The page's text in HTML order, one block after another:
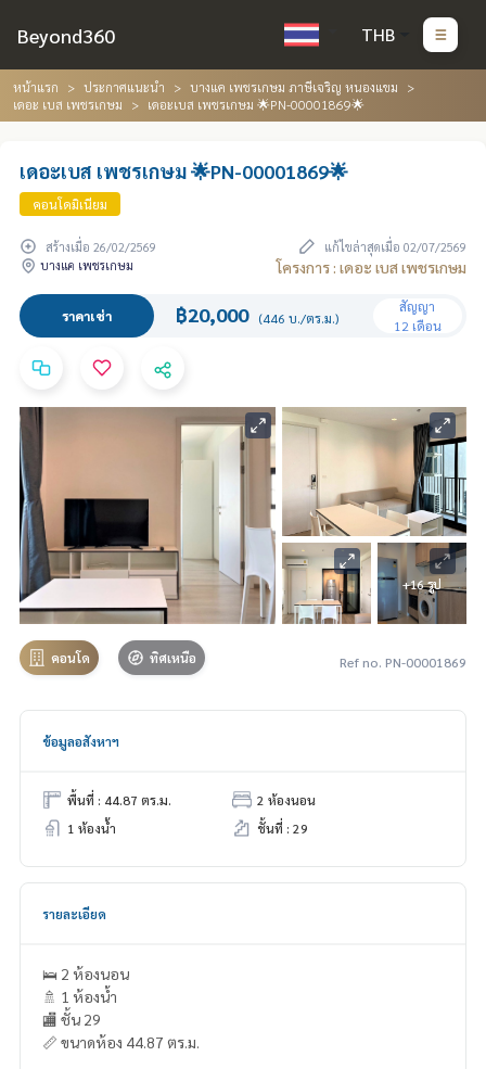
Beyond360 THB
หน้าแรก ประกาศแนะนำ
บางแค เพชรเกษม ภาษีเจริญ หนองแขม
เดอะ เบส เพชรเกษม
เดอะเบส เพชรเกษม 🌟PN-00001869🌟
เดอะเบส เพชรเกษม 🌟PN-00001869🌟
คอนโดมิเนียม
สร้างเมื่อ 26/02/2569
แก้ไขล่าสุดเมื่อ 02/07/2569
บางแค เพชรเกษม
โครงการ : เดอะ เบส เพชรเกษม
ราคาเช่า ฿20,000 (446 บ./ตร.ม.)
สัญญา
12 เดือน
+16 รูป
คอนโด ทิศเหนือ Ref no. PN-00001869
ข้อมูลอสังหาฯ
พื้นที่ : 44.87 ตร.ม.
2 ห้องนอน
1 ห้องน้ำ
ชั้นที่ : 29
รายละเอียด
🛌 2 ห้องนอน
🚿 1 ห้องน้ำ
🏬 ชั้น 29
📏 ขนาดห้อง 44.87 ตร.ม.